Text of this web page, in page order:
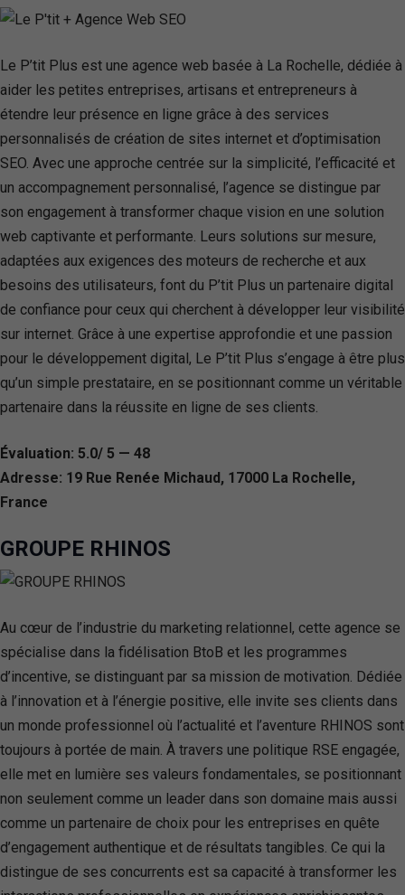
Le P’tit Plus est une agence web basée à La Rochelle, dédiée à
aider les petites entreprises, artisans et entrepreneurs à
étendre leur présence en ligne grâce à des services
personnalisés de création de sites internet et d’optimisation
SEO. Avec une approche centrée sur la simplicité, l’efficacité et
un accompagnement personnalisé, l’agence se distingue par
son engagement à transformer chaque vision en une solution
web captivante et performante. Leurs solutions sur mesure,
adaptées aux exigences des moteurs de recherche et aux
besoins des utilisateurs, font du P’tit Plus un partenaire digital
de confiance pour ceux qui cherchent à développer leur visibilité
sur internet. Grâce à une expertise approfondie et une passion
pour le développement digital, Le P’tit Plus s’engage à être plus
qu’un simple prestataire, en se positionnant comme un véritable
partenaire dans la réussite en ligne de ses clients.
Évaluation: 5.0/ 5 — 48
Adresse: 19 Rue Renée Michaud, 17000 La Rochelle,
France
GROUPE RHINOS
Au cœur de l’industrie du marketing relationnel, cette agence se
spécialise dans la fidélisation BtoB et les programmes
d’incentive, se distinguant par sa mission de motivation. Dédiée
à l’innovation et à l’énergie positive, elle invite ses clients dans
un monde professionnel où l’actualité et l’aventure RHINOS sont
toujours à portée de main. À travers une politique RSE engagée,
elle met en lumière ses valeurs fondamentales, se positionnant
non seulement comme un leader dans son domaine mais aussi
comme un partenaire de choix pour les entreprises en quête
d’engagement authentique et de résultats tangibles. Ce qui la
distingue de ses concurrents est sa capacité à transformer les